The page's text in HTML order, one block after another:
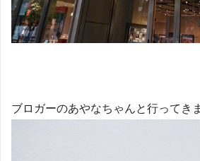
ブロガーのあやなちゃんと行ってき